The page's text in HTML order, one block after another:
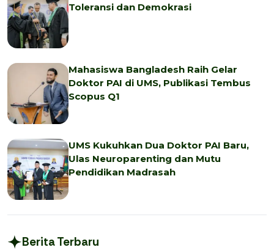
Toleransi dan Demokrasi
Mahasiswa Bangladesh Raih Gelar
Doktor PAI di UMS, Publikasi Tembus
Scopus Q1
UMS Kukuhkan Dua Doktor PAI Baru,
Ulas Neuroparenting dan Mutu
Pendidikan Madrasah
Berita Terbaru